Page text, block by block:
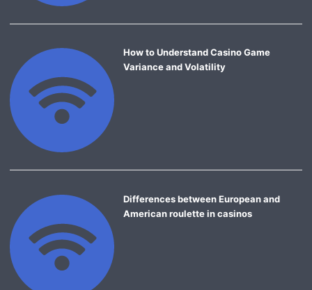
How to Understand Casino Game
Variance and Volatility
Differences between European and
American roulette in casinos